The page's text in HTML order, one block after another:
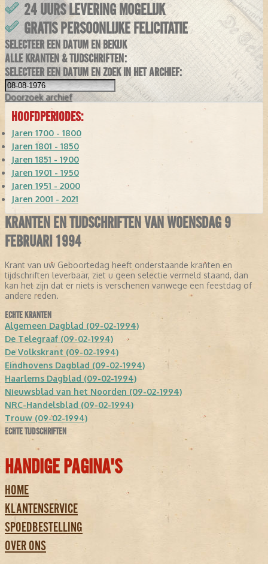
24 UURS LEVERING MOGELIJK
GRATIS PERSOONLIJKE FELICITATIE
SELECTEER EEN DATUM EN BEKIJK
ALLE KRANTEN & TIJDSCHRIFTEN:
SELECTEER EEN DATUM EN ZOEK IN HET ARCHIEF:
Doorzoek archief
HOOFDPERIODES:
Jaren 1700 - 1800
Jaren 1801 - 1850
Jaren 1851 - 1900
Jaren 1901 - 1950
Jaren 1951 - 2000
Jaren 2001 - 2021
KRANTEN EN TIJDSCHRIFTEN VAN WOENSDAG 9
FEBRUARI 1994
Krant van uw Geboortedag heeft onderstaande kranten en
tijdschriften leverbaar, ziet u geen selectie vermeld staand, dan
kan het zijn dat er niets is verschenen vanwege een feestdag of
andere reden.
ECHTE KRANTEN
Algemeen Dagblad (09-02-1994)
De Telegraaf (09-02-1994)
De Volkskrant (09-02-1994)
Eindhovens Dagblad (09-02-1994)
Haarlems Dagblad (09-02-1994)
Nieuwsblad van het Noorden (09-02-1994)
NRC-Handelsblad (09-02-1994)
Trouw (09-02-1994)
ECHTE TIJDSCHRIFTEN
HANDIGE PAGINA'S
HOME
KLANTENSERVICE
SPOEDBESTELLING
OVER ONS